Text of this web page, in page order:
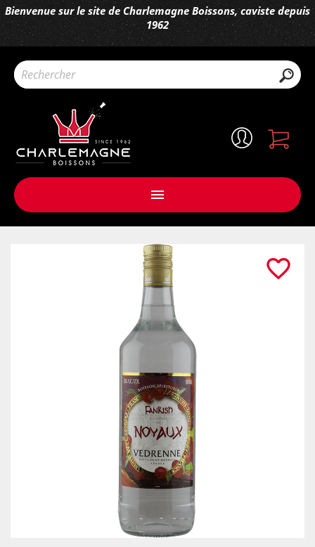
Bienvenue sur le site de Charlemagne Boissons, caviste depuis
1962

favorite_border